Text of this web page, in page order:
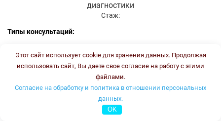
диагностики
Стаж:
Типы консультаций:
письменная он-лайн
письменная офлайн
Стоимость консультации:3500 рублей
ПН, ВТ, ЧТ, ПТ с 16.00 до 18.00
Этот сайт использует cookie для хранения данных. Продолжая
использовать сайт, Вы даете свое согласие на работу с этими
файлами.
Согласие на обработку и политика в отношении персональных
данных.
OK